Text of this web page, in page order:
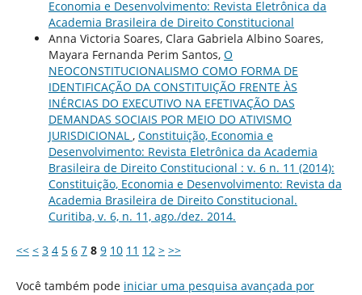
Economia e Desenvolvimento: Revista Eletrônica da
Academia Brasileira de Direito Constitucional
Anna Victoria Soares, Clara Gabriela Albino Soares,
Mayara Fernanda Perim Santos, O
NEOCONSTITUCIONALISMO COMO FORMA DE
IDENTIFICAÇÃO DA CONSTITUIÇÃO FRENTE ÀS
INÉRCIAS DO EXECUTIVO NA EFETIVAÇÃO DAS
DEMANDAS SOCIAIS POR MEIO DO ATIVISMO
JURISDICIONAL , Constituição, Economia e
Desenvolvimento: Revista Eletrônica da Academia
Brasileira de Direito Constitucional : v. 6 n. 11 (2014):
Constituição, Economia e Desenvolvimento: Revista da
Academia Brasileira de Direito Constitucional.
Curitiba, v. 6, n. 11, ago./dez. 2014.
<< < 3 4 5 6 7 8 9 10 11 12 > >>
Você também pode iniciar uma pesquisa avançada por